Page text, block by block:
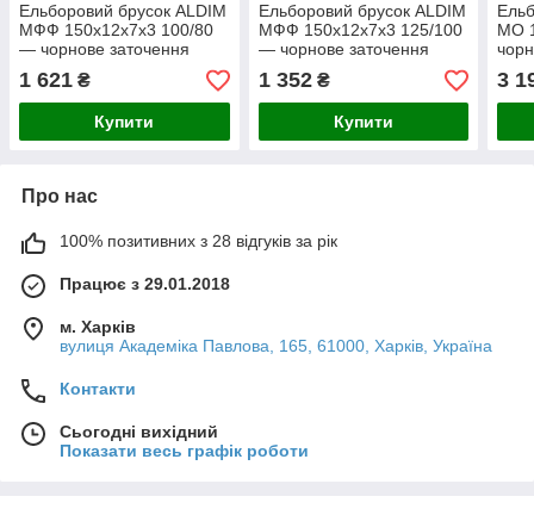
Ельборовий брусок ALDIM
МФФ 150х12х7х3 100/80
— чорнове заточення
1 621 ₴
Купити
Ельборовий брусок ALDIM
МФФ 150х12х7х3 125/100
— чорнове заточення
1 352₴
Купити
МО
3
Про нас
100% позитивних з 28 відгуків за рік
Працює з 29.01.2018
м. Харків
вулиця Академіка Павлова, 165, 61000, Харків, Україна
Контакти
Сьогодні вихідний
Показати весь графік роботи